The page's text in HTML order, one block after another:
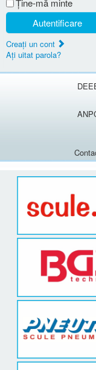
Ţine-mă minte
Autentificare
Creaţi un cont
Aţi uitat parola?